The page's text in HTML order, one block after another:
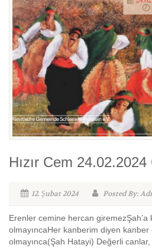
Hızır Cem
12. Şubat 2024 Posted By:
Erenler cemine hercan giremezŞah’a
olmayıncaHer kanberim diyen
olmayınca(Şah Hatayi) Değerli canlar,